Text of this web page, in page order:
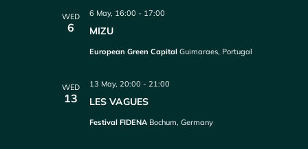
WED
6 MIZU
6 May, 16:00 - 17:00
European Green CapitalGuimaraes, Portugal
WED
13 LES VAGUES
13 May, 20:00 -21:00
Festival FIDENA Bochum, Germany